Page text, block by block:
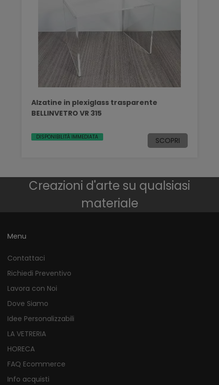
Alzatine in plexiglass trasparente
BELLINVETRO VR 315
DISPONIBILITÀ IMMEDIATA SCOPRI
Creazioni d'arte su qualsiasi
materiale
Menu
Contattaci
Richiedi Preventivo
Lavora con Noi
Dove Siamo
Idee Personalizzabili
LA VETRERIA
HORECA
FAQ Ecommerce
Info acquisti